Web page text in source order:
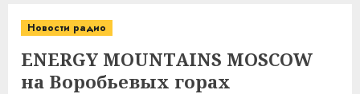
Новости радио
ENERGY MOUNTAINS MOSCOW
на Воробьевых горах